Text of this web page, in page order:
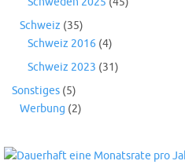
Schweiz (35)
Schweiz 2016 (4)
Schweiz 2023 (31)
Sonstiges (5)
Werbung (2)